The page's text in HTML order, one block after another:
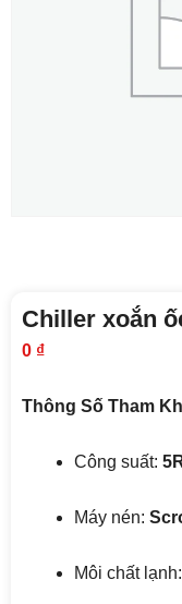
Chiller xoắn
0 ₫
Thông Số Tham
Công suất:
Máy nén:
Môi chất